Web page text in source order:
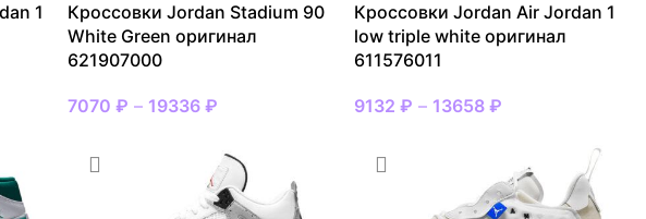
1
Кроссовки Jordan Stadium 90
White Green оригинал
621907000
7070₽ – 19336₽
Кроссовки Jordan Air Jordan 1
low triple white оригинал
611576011
9132₽ – 13658₽